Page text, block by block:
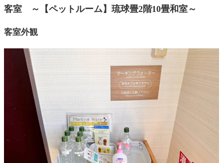
客室 ～ 【ペットルーム】琉球畳2階10畳和室～
客室外観